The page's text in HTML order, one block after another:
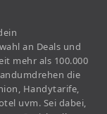
an Deals und
mehr als 100.000
die
Handytarife,
uvm. Sei dabei,